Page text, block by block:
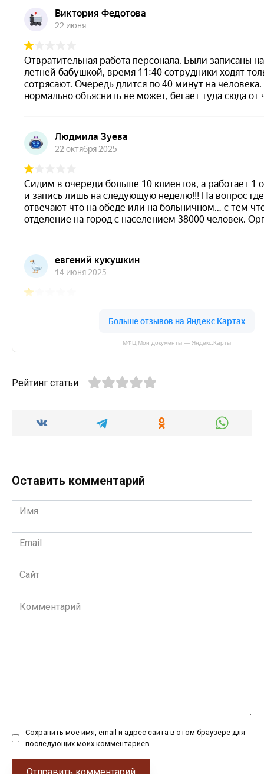
МФЦ Мои документы — Яндекс.Карты
Рейтинг статьи
Оставить комментарий
Имя
*
Email
*
Сайт
Комментарий
Сохранить моё имя, email и адрес сайта в этом браузере для
последующих моих комментариев.